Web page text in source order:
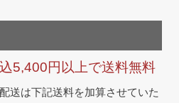
5,400円以上で送料無料
送は下記送料を加算させていた